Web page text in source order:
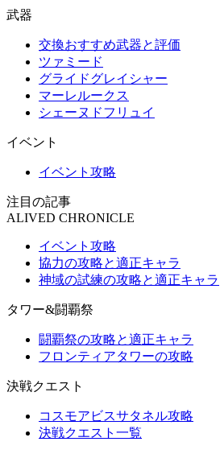
武器
交換おすすめ武器と評価
ツァミード
グライドグレイシャー
マーレルークス
シェーヌドフリュイ
イベント
イベント攻略
注目の記事
ALIVED CHRONICLE
イベント攻略
協力の攻略と適正キャラ
神域の試練の攻略と適正キャラ
タワー&闘覇祭
闘覇祭の攻略と適正キャラ
フロンティアタワーの攻略
決戦クエスト
コスモアビスサタネル攻略
決戦クエスト一覧